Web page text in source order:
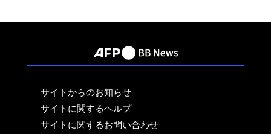
サイトからのお知らせ
サイトに関するヘルプ
サイトに関するお問い合わせ